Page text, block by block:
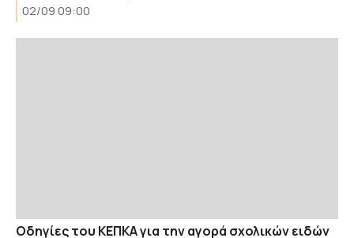
02/09 09:00
Οδηγίες του ΚΕΠΚΑ για την αγορά σχολικών ειδών